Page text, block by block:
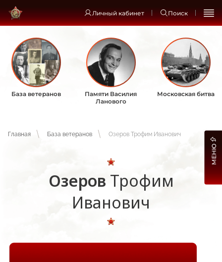
Личный кабинет Поиск
База ветеранов
Памяти Василия
Ланового
Московская битва
Главная База ветеранов Озеров Трофим Иванович
Озеров Трофим
Иванович
МЕНЮ